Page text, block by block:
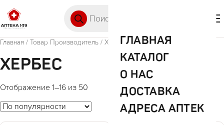
ГЛАВНАЯ
КАТАЛОГ
О НАС
ДОСТАВКА
АДРЕСА АПТЕК
Главная / Товар Производитель / Хербес
ХЕРБЕС
Отображение 1–16 из 50